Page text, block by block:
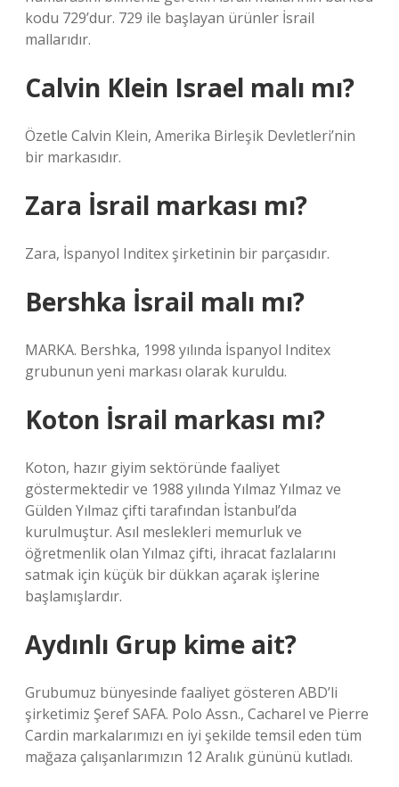
kodu 729’dur. 729 ile başlayan ürünler İsrail
mallarıdır.
Calvin Klein Israel malı mı?
Özetle Calvin Klein, Amerika Birleşik Devletleri’nin
bir markasıdır.
Zara İsrail markası mı?
Zara, İspanyol Inditex şirketinin bir parçasıdır.
Bershka İsrail malı mı?
MARKA. Bershka, 1998 yılında İspanyol Inditex
grubunun yeni markası olarak kuruldu.
Koton İsrail markası mı?
Koton, hazır giyim sektöründe faaliyet
göstermektedir ve 1988 yılında Yılmaz Yılmaz ve
Gülden Yılmaz çifti tarafından İstanbul’da
kurulmuştur. Asıl meslekleri memurluk ve
öğretmenlik olan Yılmaz çifti, ihracat fazlalarını
satmak için küçük bir dükkan açarak işlerine
başlamışlardır.
Aydınlı Grup kime ait?
Grubumuz bünyesinde faaliyet gösteren ABD’li
şirketimiz Şeref SAFA. Polo Assn., Cacharel ve Pierre
Cardin markalarımızı en iyi şekilde temsil eden tüm
mağaza çalışanlarımızın 12 Aralık gününü kutladı.